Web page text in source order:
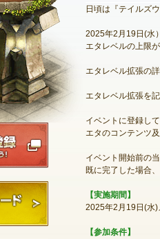
NEXON ID登録
日頃は『テイルズ
2025年2月19日(水
エタレベルの上限
エタレベル拡張の
エタレベル拡張を
イベントに登録して
エタのコンテンツ
イベント開始前の
既に完了した場合
【実施期間】
2025年2月19日(水
【参加条件】